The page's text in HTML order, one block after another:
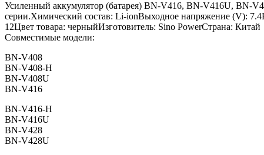
Усиленный аккумулятор (батарея) BN-V416, BN-V416U, BN-
серии.Химический состав: Li-ionВыходное напряжение (V):
12Цвет товара: черныйИзготовитель: Sino PowerСтрана: Китай
Совместимые модели:
BN-V408
BN-V408-H
BN-V408U
BN-V416
BN-V416-H
BN-V416U
BN-V428
BN-V428U